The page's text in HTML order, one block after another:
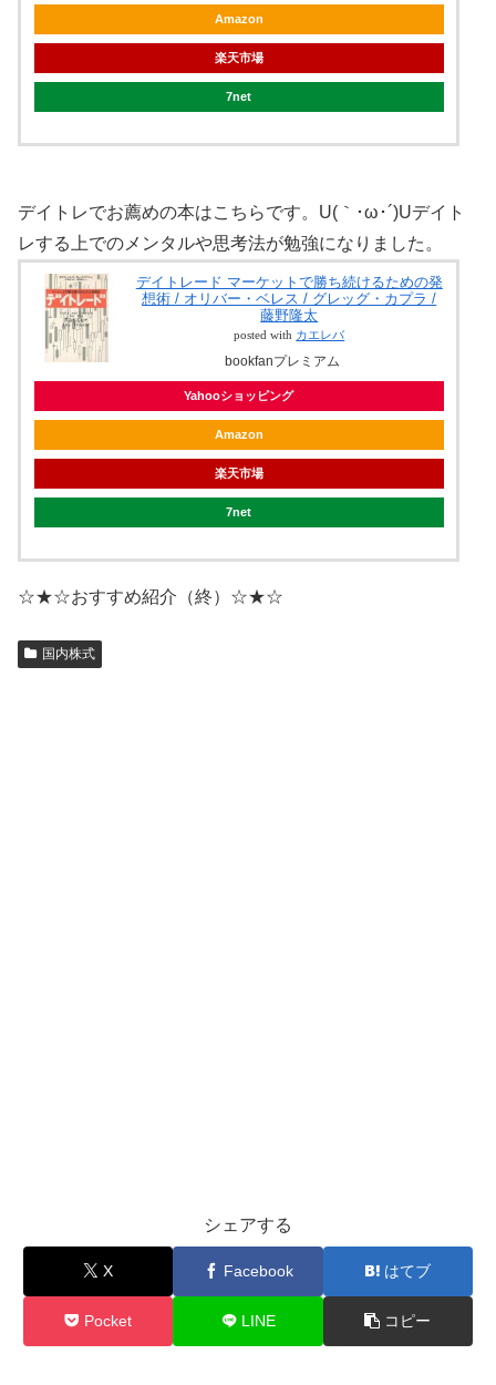
Amazon
楽天市場
7net
デイトレでお薦めの本はこちらです。U(｀･ω･´)Uデイト
レする上でのメンタルや思考法が勉強になりました。
デイトレード マーケットで勝ち続けるための発
想術 / オリバー・ベレス / グレッグ・カプラ /
藤野隆太
posted with カエレバ
bookfanプレミアム
Yahooショッピング
Amazon
楽天市場
7net
☆★☆おすすめ紹介（終）☆★☆
国内株式
シェアする
X Facebook はてブ
Pocket LINE コピー